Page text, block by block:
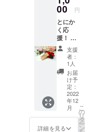
とても悲し
いです。
皆様に助け
ていただき
食べてご支
援を頂けた
ら嬉しいで
00 円
とにか
く応
援！ Ｃ
ａｆｅ
応援プ
ラン プ
ロジェ
クト終
了後お
礼の
メール
をお送
りいた
しま
支援
者：
1人
お届
け予
定：
2022
年12
月
詳細を見る
こ
の
リ
タ
ー
ン